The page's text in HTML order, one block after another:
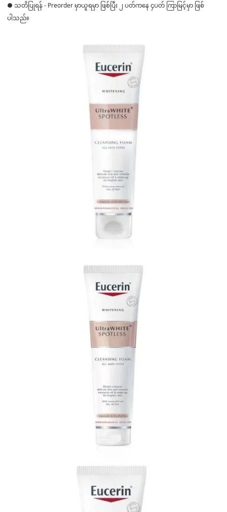
● သတိပြုရန် - Preorder မှာယူရမှာ ဖြစ်ပြီး ၂ ပတ်ကနေ ၄ပတ် ကြာမြင့်မှာ ဖြစ်
ပါသည်။